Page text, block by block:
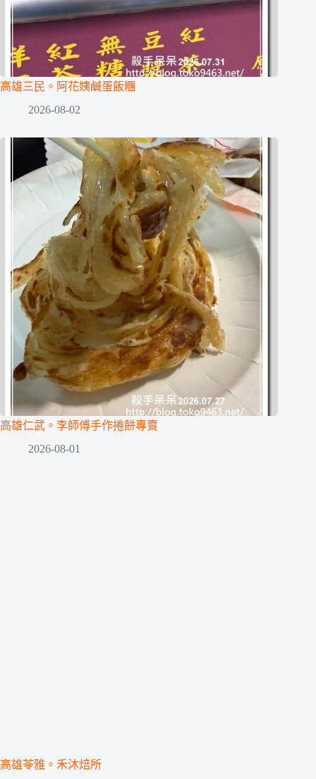
高雄三民。阿花姨鹹蛋飯糰
2026-08-02
高雄仁武。李師傅手作捲餅專賣
2026-08-01
高雄苓雅。禾沐焙所